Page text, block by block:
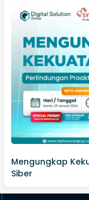
Mengungkap
Siber